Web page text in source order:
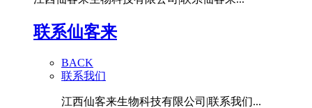
联系仙客来
BACK
联系我们
江西仙客来生物科技有限公司|联系我们...